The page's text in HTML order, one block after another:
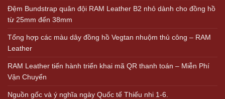
Đệm Bundstrap quân đội RAM Leather B2 nhỏ dành cho đồng hồ
từ 25mm đến 38mm
Tổng hợp các màu dây đồng hồ Vegtan nhuộm thủ công – RAM
Leather
RAM Leather tiến hành triển khai mã QR thanh toán – Miễn Phí
Vận Chuyển
Nguồn gốc và ý nghĩa ngày Quốc tế Thiếu nhi 1-6.